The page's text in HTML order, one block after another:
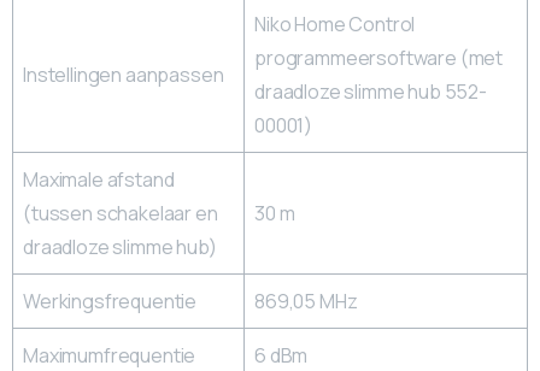
Instellingen aanpassen
Niko Home Control
programmeersoftware (met
draadloze slimme hub 552-
00001)
Maximale afstand
(tussen schakelaar en
draadloze slimme hub)
30 m
Werkingsfrequentie 869,05 MHz
Maximumfrequentie 6 dBm